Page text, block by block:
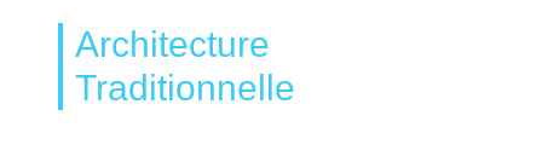
Architecture
Traditionnelle